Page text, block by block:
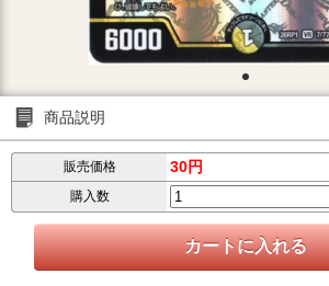
商品説明
販売価格 30円
購入数